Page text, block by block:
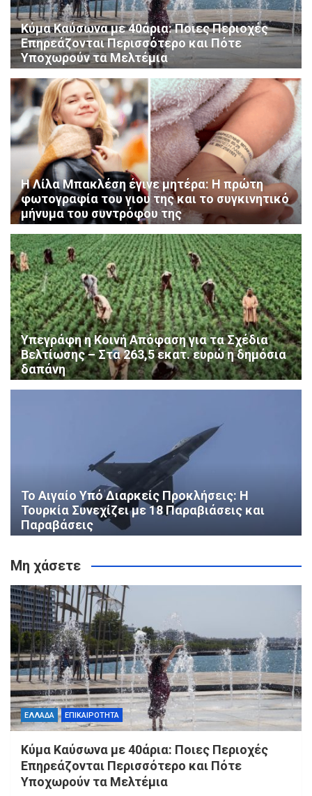
Κύμα Καύσωνα με 40άρια: Ποιες Περιοχές
Επηρεάζονται Περισσότερο και Πότε
Υποχωρούν τα Μελτέμια
Η Λίλα Μπακλέση έγινε μητέρα: Η πρώτη
φωτογραφία του γιου της και το συγκινητικό
μήνυμα του συντρόφου της
Υπεγράφη η Κοινή Απόφαση για τα Σχέδια
Βελτίωσης – Στα 263,5 εκατ. ευρώ η δημόσια
δαπάνη
Το Αιγαίο Υπό Διαρκείς Προκλήσεις: Η
Τουρκία Συνεχίζει με 18 Παραβιάσεις και
Παραβάσεις
Μη χάσετε
ΕΛΛΑΔΑ ΕΠΙΚΑΙΡΟΤΗΤΑ
Κύμα Καύσωνα με 40άρια: Ποιες Περιοχές
Επηρεάζονται Περισσότερο και Πότε
Υποχωρούν τα Μελτέμια